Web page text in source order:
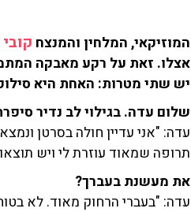
המוזיקאי, המלחין והמנצח
אצלו. זאת על רקע מאבקה
יש שתי מטרות: האחת היא
שלום עדה. בגילוי לב נדיר
עדה: "אני עדיין חולה בסרטן
תרופה שמאוד עוזרת לי ויש
את מעשנת בעברך?